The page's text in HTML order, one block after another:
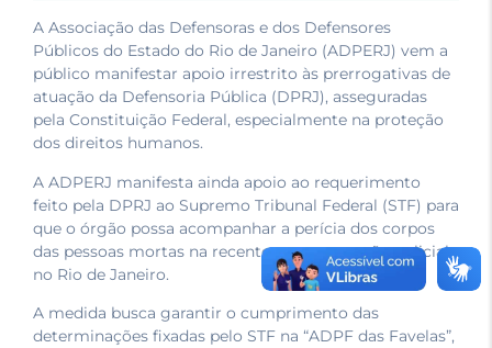
A Associação das Defensoras e dos Defensores
Públicos do Estado do Rio de Janeiro (ADPERJ) vem a
público manifestar apoio irrestrito às prerrogativas de
atuação da Defensoria Pública (DPRJ), asseguradas
pela Constituição Federal, especialmente na proteção
dos direitos humanos.
A ADPERJ manifesta ainda apoio ao requerimento
feito pela DPRJ ao Supremo Tribunal Federal (STF) para
que o órgão possa acompanhar a perícia dos corpos
das pessoas mortas na recente megaoperação policial
no Rio de Janeiro.
A medida busca garantir o cumprimento das
determinações fixadas pelo STF na “ADPF das Favelas”,